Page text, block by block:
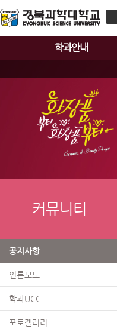
학과안내
커뮤니티
공지사항
언론보도
학과UCC
포토갤러리